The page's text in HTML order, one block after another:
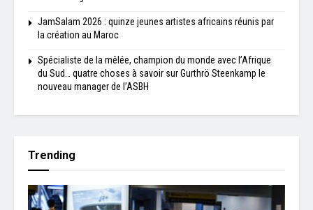
JamSalam 2026 : quinze jeunes artistes africains réunis par
la création au Maroc
Spécialiste de la mêlée, champion du monde avec l’Afrique
du Sud… quatre choses à savoir sur Gurthrö Steenkamp le
nouveau manager de l’ASBH
Trending